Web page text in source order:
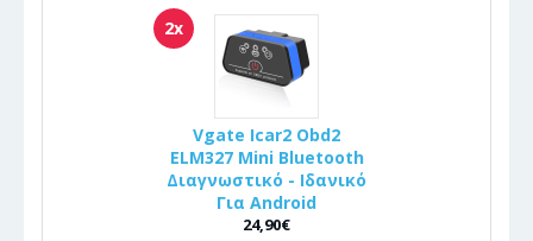
2x
Vgate Icar2 Obd2
ELM327 Mini Bluetooth
Διαγνωστικό - Ιδανικό
Για Android
24,90€